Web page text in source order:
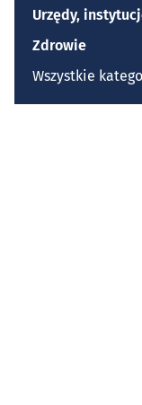
Urzędy,
Zdrowie
Wszystkie